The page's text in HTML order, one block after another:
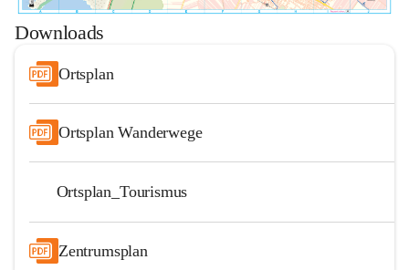
Downloads
Ortsplan
Ortsplan Wanderwege
Ortsplan_Tourismus
Zentrumsplan